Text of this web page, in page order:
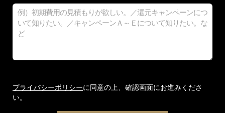
プライバシーポリシーに同意の上、確認画面にお進みくださ
い。